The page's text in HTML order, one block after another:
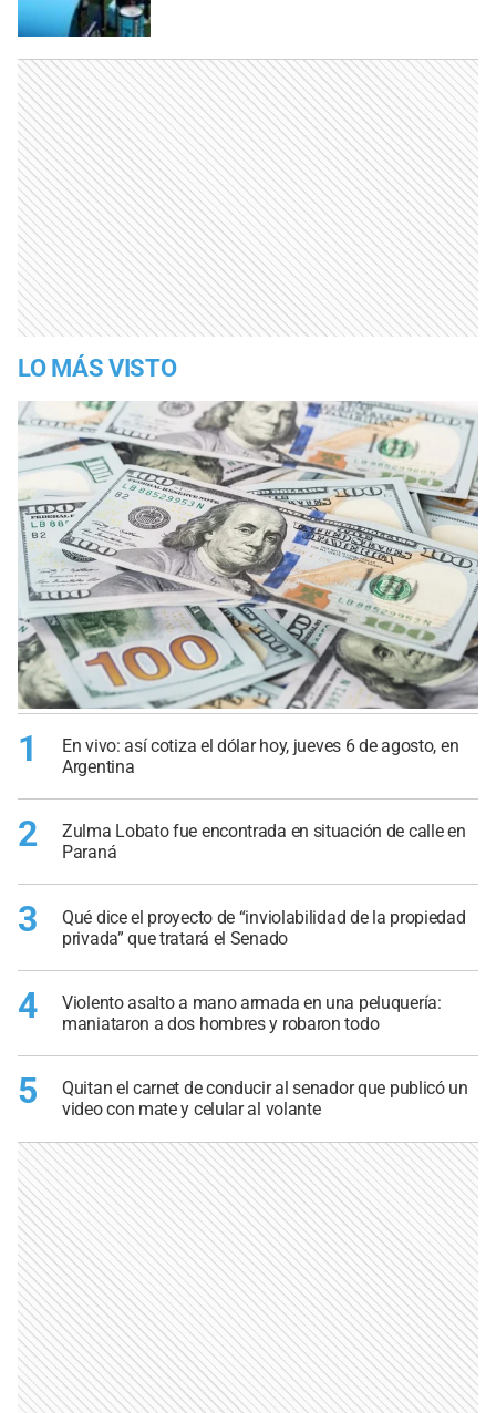
LO MÁS VISTO
1
En vivo: así cotiza el dólar hoy, jueves 6 de agosto, en
Argentina
2
Zulma Lobato fue encontrada en situación de calle en
Paraná
3
Qué dice el proyecto de “inviolabilidad de la propiedad
privada” que tratará el Senado
4
Violento asalto a mano armada en una peluquería:
maniataron a dos hombres y robaron todo
5
Quitan el carnet de conducir al senador que publicó un
video con mate y celular al volante